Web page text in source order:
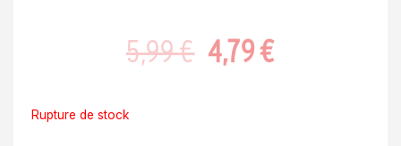
5,99€ Le
4,79€
Rupture de stock